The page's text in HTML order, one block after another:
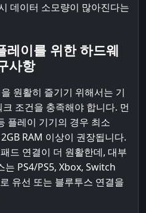
데이터 소모량이 많아진다는
레이를 위한 하드웨
사항
원활히 즐기기 위해서는 기
조건을 충족해야 합니다. 먼
플레이 기기의 경우 최소
RAM 이상이 권장됩니다.
드 연결이 더 원활한데, 대부
는 PS4/PS5, Xbox, Switch
유선 또는 블루투스 연결을